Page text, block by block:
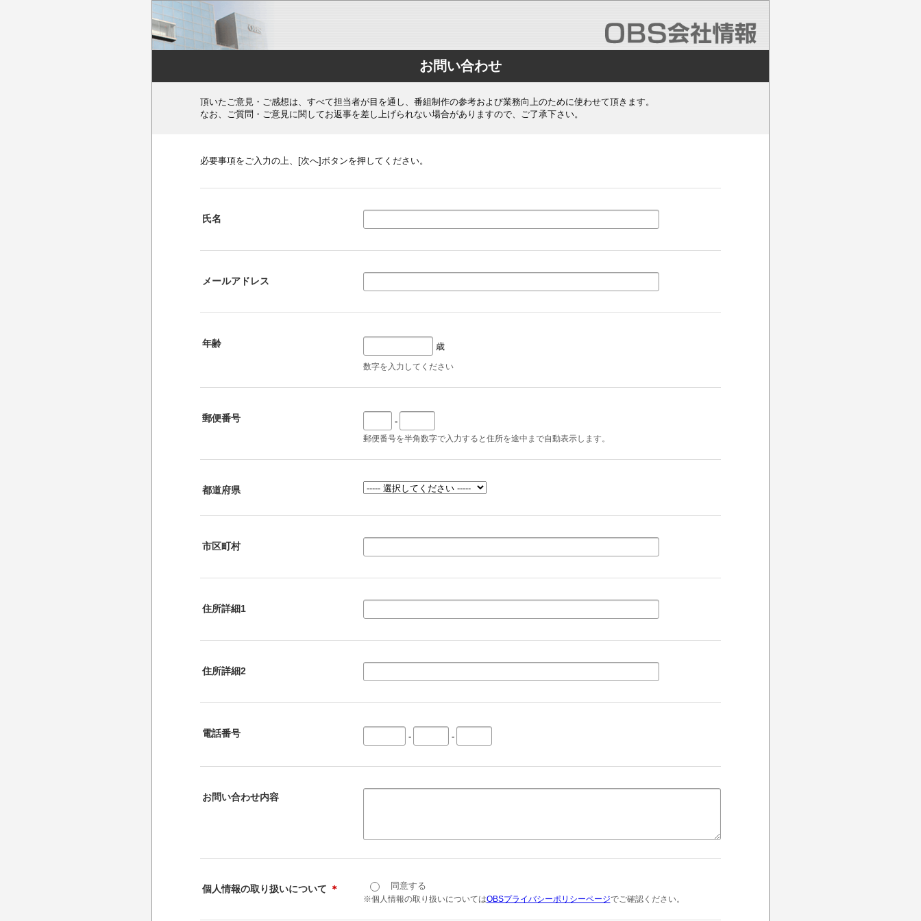
お問い合わせ
頂いたご意見・ご感想は、すべて担当者が目を通し、番組制作の参考および業務向上のために使わせて頂きます。
なお、ご質問・ご意見に関してお返事を差し上げられない場合がありますので、ご了承下さい。
必要事項をご入力の上、[次へ]ボタンを押してください。
氏名
メールアドレス
年齢 歳
数字を入力してください
郵便番号 -
郵便番号を半角数字で入力すると住所を途中まで自動表示します。
都道府県
市区町村
住所詳細1
住所詳細2
電話番号 - -
お問い合わせ内容
個人情報の取り扱いについて ＊ 同意する
※個人情報の取り扱いについてはOBSプライバシーポリシーページでご確認ください。